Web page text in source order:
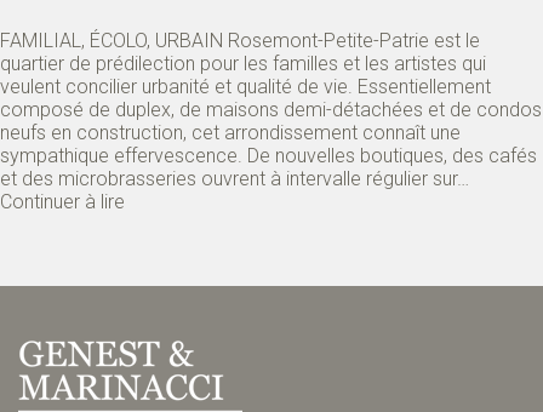
FAMILIAL, ÉCOLO, URBAIN Rosemont-Petite-Patrie est le
quartier de prédilection pour les familles et les artistes qui
veulent concilier urbanité et qualité de vie. Essentiellement
composé de duplex, de maisons demi-détachées et de condos
neufs en construction, cet arrondissement connaît une
sympathique effervescence. De nouvelles boutiques, des cafés
et des microbrasseries ouvrent à intervalle régulier sur…
Continuer à lire